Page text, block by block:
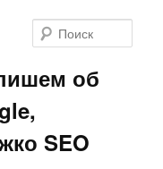
об
SEO